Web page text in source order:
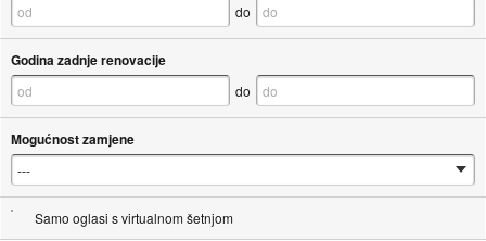
do
Godina zadnje renovacije
do
Mogućnost zamjene
Samo oglasi s virtualnom šetnjom